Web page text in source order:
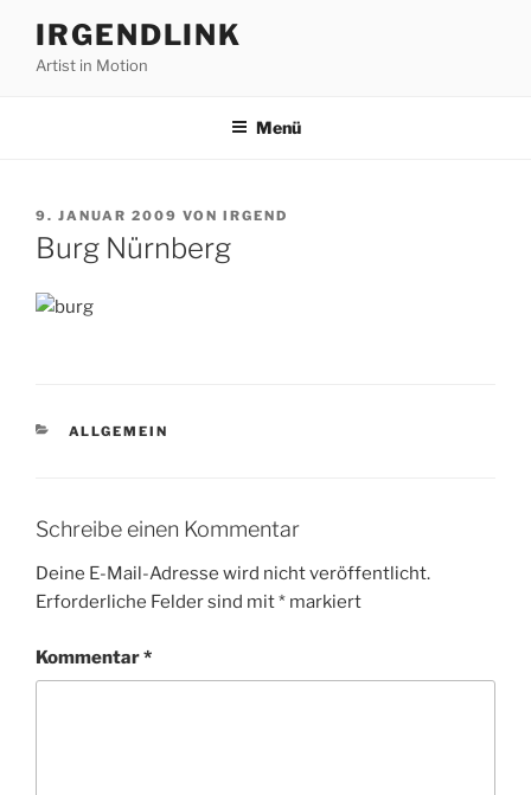
Inhalt
springen
IRGENDLINK
Artist in Motion
Menü
VERÖFFENTLICHT
AM
9. JANUAR 2009 VON IRGEND
Burg Nürnberg
KATEGORIEN
ALLGEMEIN
Schreibe einen Kommentar
Deine E-Mail-Adresse wird nicht veröffentlicht.
Erforderliche Felder sind mit* markiert
Kommentar*